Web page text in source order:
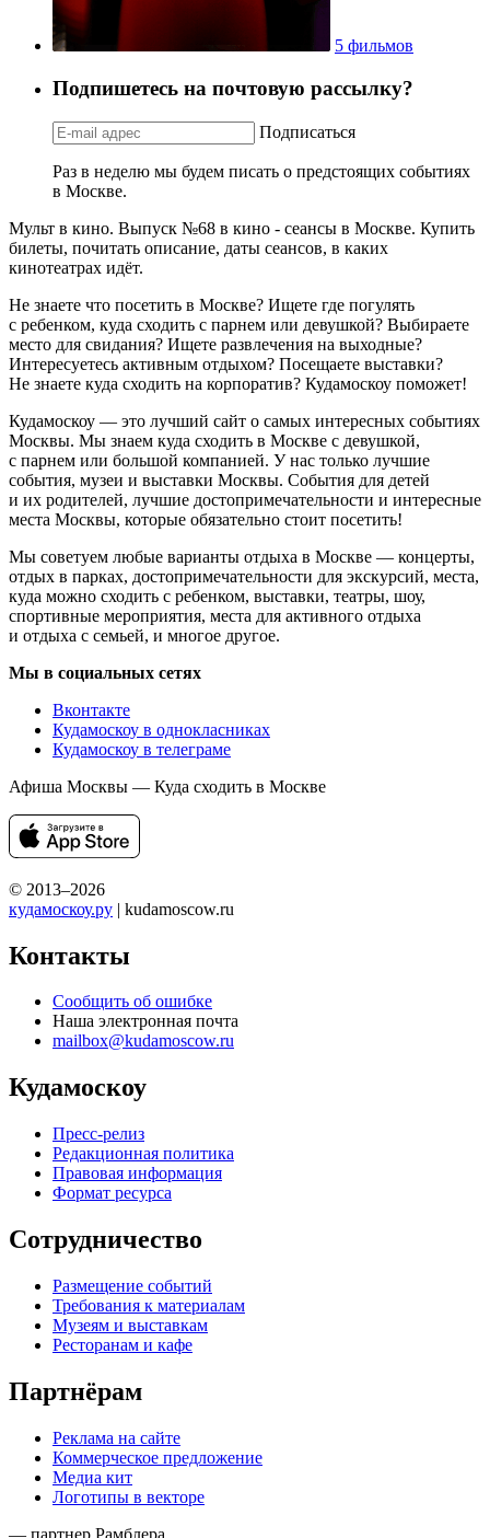
5 фильмов
Подпишетесь на почтовую рассылку?
Подписаться
Раз в неделю мы будем писать о предстоящих событиях
в Москве.
Мульт в кино. Выпуск №68 в кино - сеансы в Москве. Купить
билеты, почитать описание, даты сеансов, в каких
кинотеатрах идёт.
Не знаете что посетить в Москве? Ищете где погулять
с ребенком, куда сходить с парнем или девушкой? Выбираете
место для свидания? Ищете развлечения на выходные?
Интересуетесь активным отдыхом? Посещаете выставки?
Не знаете куда сходить на корпоратив? Кудамоскоу поможет!
Кудамоскоу — это лучший сайт о самых интересных событиях
Москвы. Мы знаем куда сходить в Москве с девушкой,
с парнем или большой компанией. У нас только лучшие
события, музеи и выставки Москвы. События для детей
и их родителей, лучшие достопримечательности и интересные
места Москвы, которые обязательно стоит посетить!
Мы советуем любые варианты отдыха в Москве — концерты,
отдых в парках, достопримечательности для экскурсий, места,
куда можно сходить с ребенком, выставки, театры, шоу,
спортивные мероприятия, места для активного отдыха
и отдыха с семьей, и многое другое.
Мы в социальных сетях
Вконтакте
Кудамоскоу в однокласниках
Кудамоскоу в телеграме
Афиша Москвы — Куда сходить в Москве
© 2013–2026
кудамоскоу.ру | kudamoscow.ru
Контакты
Сообщить об ошибке
Наша электронная почта
mailbox@kudamoscow.ru
Кудамоскоу
Пресс-релиз
Редакционная политика
Правовая информация
Формат ресурса
Сотрудничество
Размещение событий
Требования к материалам
Музеям и выставкам
Ресторанам и кафе
Партнёрам
Реклама на сайте
Коммерческое предложение
Медиа кит
Логотипы в векторе
— партнер Рамблера